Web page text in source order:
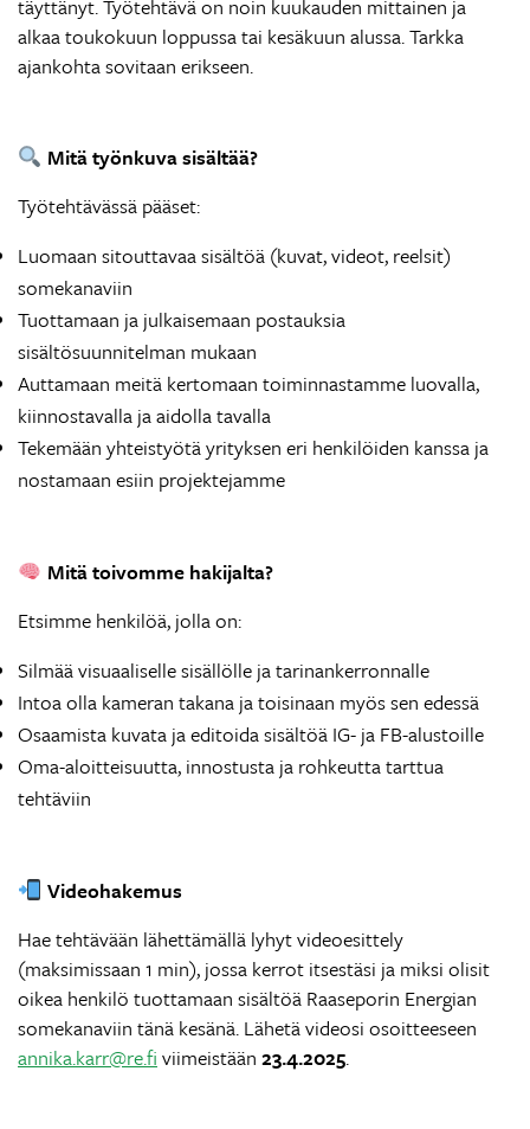
täyttänyt. Työtehtävä on noin kuukauden mittainen ja
alkaa toukokuun loppussa tai kesäkuun alussa. Tarkka
ajankohta sovitaan erikseen.
Mitä työnkuva sisältää?
Työtehtävässä pääset:
Luomaan sitouttavaa sisältöä (kuvat, videot, reelsit)
somekanaviin
Tuottamaan ja julkaisemaan postauksia
sisältösuunnitelman mukaan
Auttamaan meitä kertomaan toiminnastamme luovalla,
kiinnostavalla ja aidolla tavalla
Tekemään yhteistyötä yrityksen eri henkilöiden kanssa ja
nostamaan esiin projektejamme
Mitä toivomme hakijalta?
Etsimme henkilöä, jolla on:
Silmää visuaaliselle sisällölle ja tarinankerronnalle
Intoa olla kameran takana ja toisinaan myös sen edessä
Osaamista kuvata ja editoida sisältöä IG- ja FB-alustoille
Oma-aloitteisuutta, innostusta ja rohkeutta tarttua
tehtäviin
Videohakemus
Hae tehtävään lähettämällä lyhyt videoesittely
(maksimissaan 1 min), jossa kerrot itsestäsi ja miksi olisit
oikea henkilö tuottamaan sisältöä Raaseporin Energian
somekanaviin tänä kesänä. Lähetä videosi osoitteeseen
annika.karr@re.fi viimeistään 23.4.2025.